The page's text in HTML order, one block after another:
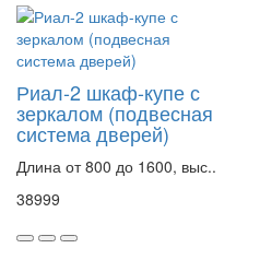
Риал-2 шкаф-купе с
зеркалом (подвесная
система дверей)
Длина от 800 до 1600, выс..
38999